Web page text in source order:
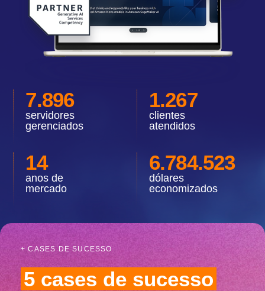
7.896
servidores
gerenciados
1.267
clientes
atendidos
14
anos de
mercado
6.784.523
dólares
economizados
+ CASES DE SUCESSO
5 cases de sucesso